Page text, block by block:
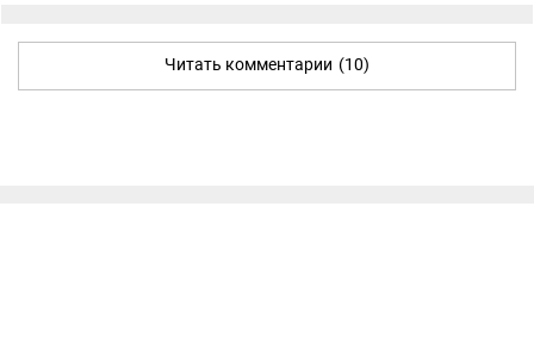
Читать комментарии (10)